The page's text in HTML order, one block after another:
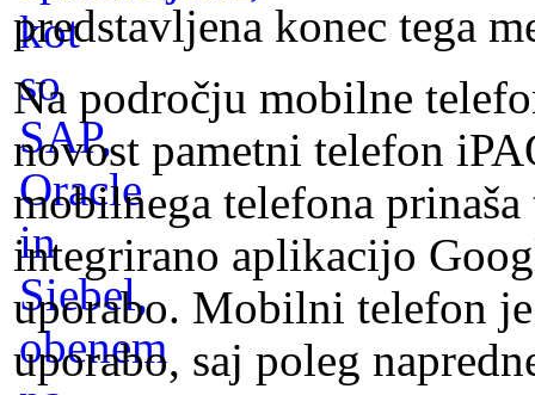
predstavljena konec tega
Na področju mobilne
novost pametni telefon
mobilnega telefona
integrirano aplikacijo
uporabo. Mobilni telefon
uporabo, saj poleg